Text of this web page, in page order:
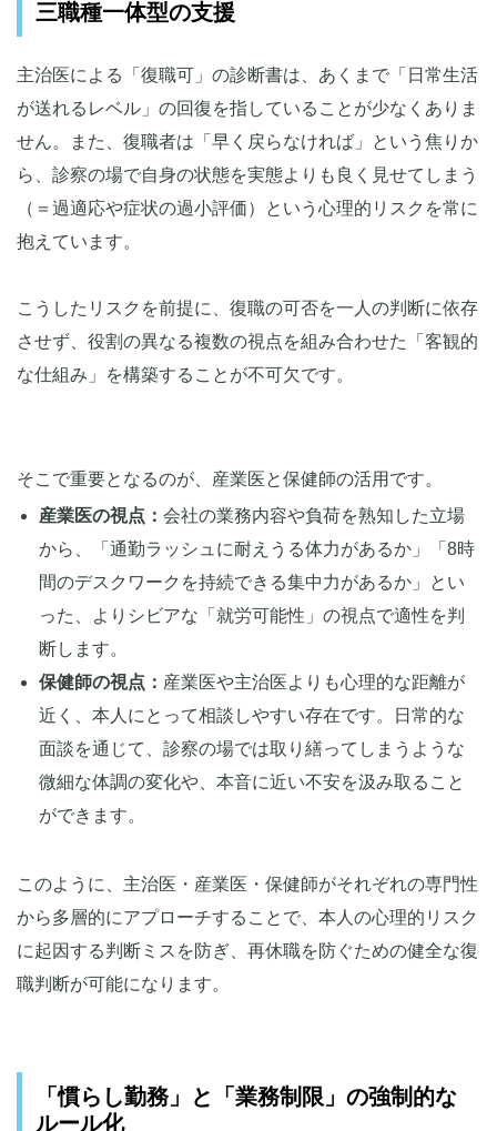
三職種一体型の支援
主治医による「復職可」の診断書は、あくまで「日常生活
が送れるレベル」の回復を指していることが少なくありま
せん。また、復職者は「早く戻らなければ」という焦りか
ら、診察の場で自身の状態を実態よりも良く見せてしまう
（＝過適応や症状の過小評価）という心理的リスクを常に
抱えています。
こうしたリスクを前提に、復職の可否を一人の判断に依存
させず、役割の異なる複数の視点を組み合わせた「客観的
な仕組み」を構築することが不可欠です。
そこで重要となるのが、産業医と保健師の活用です。
産業医の視点： 会社の業務内容や負荷を熟知した立場
から、「通勤ラッシュに耐えうる体力があるか」「8時
間のデスクワークを持続できる集中力があるか」とい
った、よりシビアな「就労可能性」の視点で適性を判
断します。
保健師の視点： 産業医や主治医よりも心理的な距離が
近く、本人にとって相談しやすい存在です。日常的な
面談を通じて、診察の場では取り繕ってしまうような
微細な体調の変化や、本音に近い不安を汲み取ること
ができます。
このように、主治医・産業医・保健師がそれぞれの専門性
から多層的にアプローチすることで、本人の心理的リスク
に起因する判断ミスを防ぎ、再休職を防ぐための健全な復
職判断が可能になります。
「慣らし勤務」と「業務制限」の強制的な
ルール化